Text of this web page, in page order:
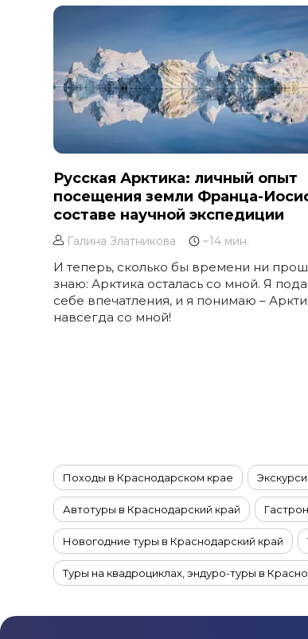
Осетия
Остров Итуруп
Остров Кунашир
Остров Шикотан
Плато Путорана
Приморье
Самарская область
Сахалин
Сибирь
Соловецкие острова
Ставропольский край
Чукотка
Шантарские Острова
Эльбрус
Якутия
Якутск
Ямал
Русская Арктика: личный опыт
посещения земли Франца-
составе научной экспедиции
Галина Златникова ~14 мин.
И теперь, сколько бы времени ни
знаю: Арктика осталась со мной. Я
себе впечатления, и я понимаю –
навсегда со мной!
Походы в Краснодарском крае
Автотуры в Краснодарский край
Новогодние туры в Краснодарский край
Туры на квадроциклах, эндуро-туры в